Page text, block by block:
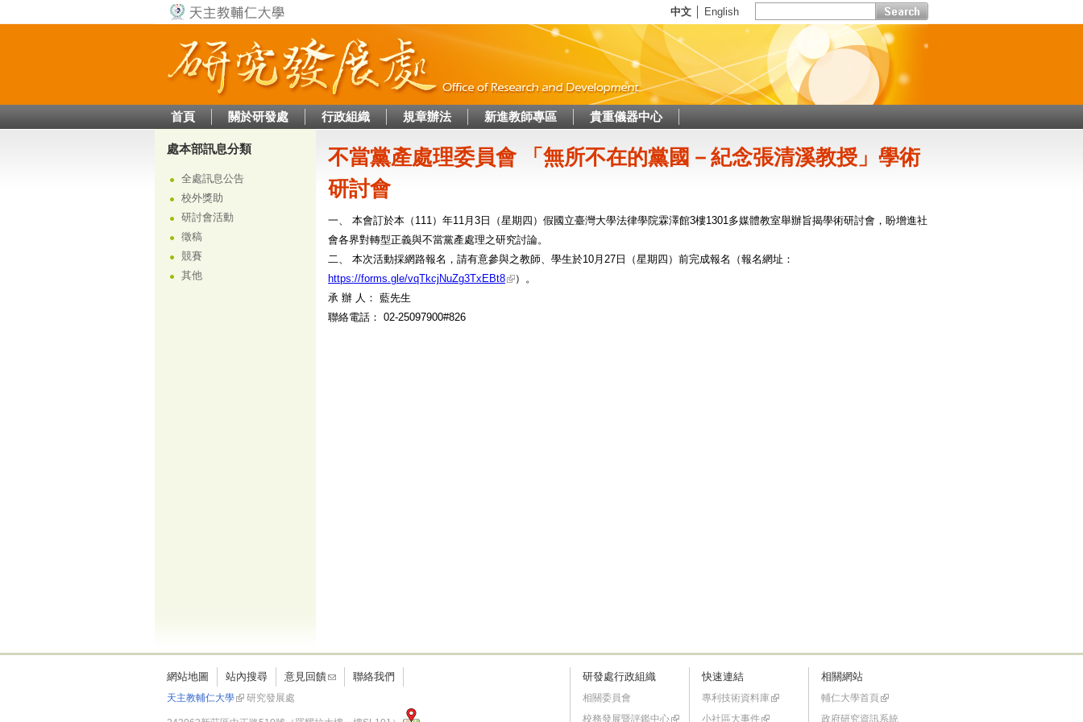
中文 English
首頁 關於研發處 行政組織 規章辦法 新進教師專區 貴重儀器中心
處本部訊息分類
全處訊息公告
校外獎助
研討會活動
徵稿
競賽
其他
不當黨產處理委員會 「無所不在的黨國－紀念張清溪教授」學術
研討會
一、 本會訂於本（111）年11月3日（星期四）假國立臺灣大學法律學院霖澤館3樓1301多媒體教室舉辦旨揭學術研討會，盼增進社
會各界對轉型正義與不當黨產處理之研究討論。
二、 本次活動採網路報名，請有意參與之教師、學生於10月27日（星期四）前完成報名（報名網址：
https://forms.gle/vqTkcjNuZg3TxEBt8
）。
承 辦 人： 藍先生
聯絡電話： 02-25097900#826
網站地圖 站內搜尋 意見回饋 聯絡我們
天主教輔仁大學 研究發展處
研發處行政組織
相關委員會
校務發展暨評鑑中心
快速連結
專利技術資料庫
小社區大事件
相關網站
輔仁大學首頁
政府研究資訊系統